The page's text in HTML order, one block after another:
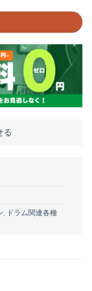
る
, ドラム関連各種